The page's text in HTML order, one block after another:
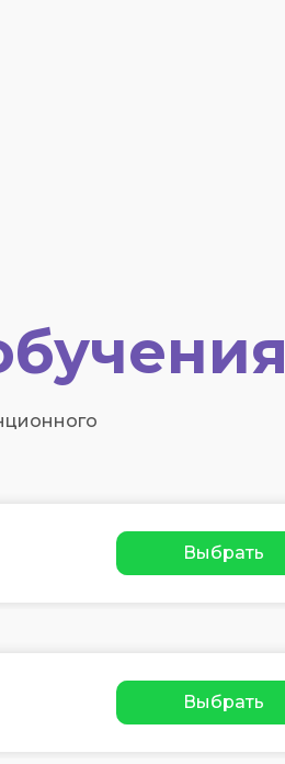
Выбрать
Выбрать